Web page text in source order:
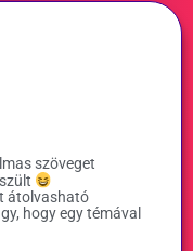
szöveget
átolvasható
hogy egy témával